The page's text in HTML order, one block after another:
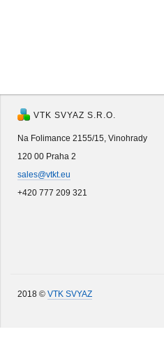
VTK SVYAZ S.R.O.
Na Folimance 2155/15, Vinohrady
120 00 Praha 2
sales@vtkt.eu
+420 777 209 321
2018 © VTK SVYAZ